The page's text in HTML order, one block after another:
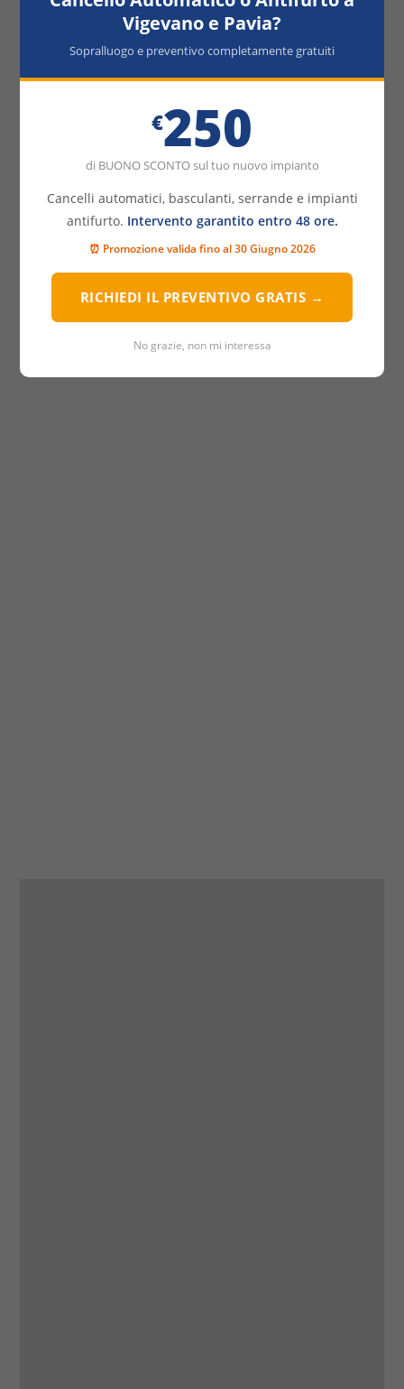
Serrature
Privacy*
trattamento dei dati personali
Vigevano e Pavia?
Sopralluogo e preventivo completamente gratuiti
€250
di BUONO SCONTO sul tuo nuovo impianto
Cancelli automatici, basculanti, serrande e impianti
antifurto. Intervento garantito entro 48 ore.
⏰ Promozione valida fino al 30 Giugno 2026
RICHIEDI IL PREVENTIVO GRATIS →
No grazie, non mi interessa